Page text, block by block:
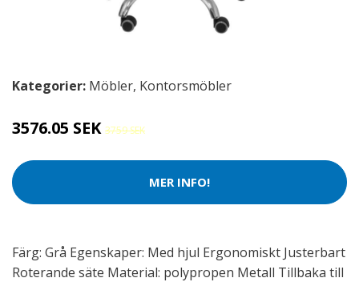
Kategorier: Möbler, Kontorsmöbler
3576.05 SEK 3759 SEK
MER INFO!
Färg: Grå Egenskaper: Med hjul Ergonomiskt Justerbart
Roterande säte Material: polypropen Metall Tillbaka till